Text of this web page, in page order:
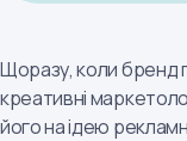
Щоразу, коли бренд
креативні
його на ідею